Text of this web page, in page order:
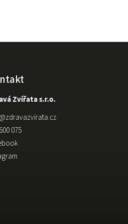
Zvířata s.r.o.
@zdravazvirata.cz
075